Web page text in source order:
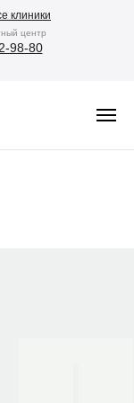
клиники
центр
98-80